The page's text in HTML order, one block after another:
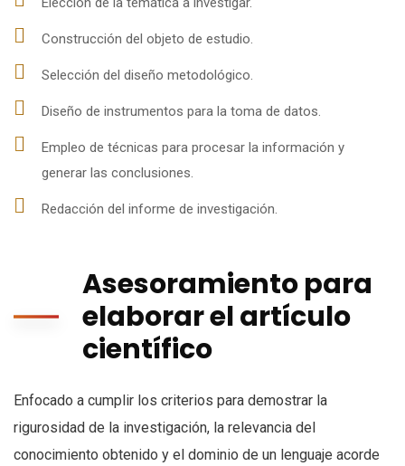
Construcción del objeto de estudio.
Selección del diseño metodológico.
Diseño de instrumentos para la toma de datos.
Empleo de técnicas para procesar la información y
generar las conclusiones.
Redacción del informe de investigación.
Asesoramiento para
elaborar el artículo
científico
Enfocado a cumplir los criterios para demostrar la
rigurosidad de la investigación, la relevancia del
conocimiento obtenido y el dominio de un lenguaje acorde